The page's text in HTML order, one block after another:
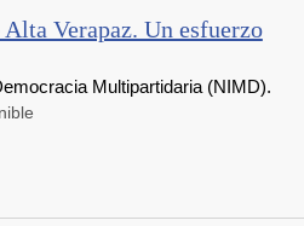
Verapaz. Un esfuerzo
Multipartidaria (NIMD).